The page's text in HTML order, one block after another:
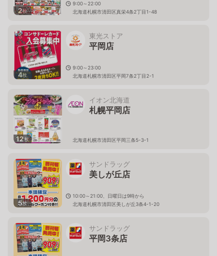
2枚
9:00～22:00
北海道札幌市清田区真栄4条2丁目1-48
4枚
東光ストア
平岡店
9:00～23:00
北海道札幌市清田区平岡7条2丁目2-1
12枚
イオン北海道
札幌平岡店
北海道札幌市清田区平岡三条5-3-1
5枚
サンドラッグ
美しが丘店
10:00～21:00、日曜日は9時から
北海道札幌市清田区美しが丘3条4-1-20
サンドラッグ
平岡3条店